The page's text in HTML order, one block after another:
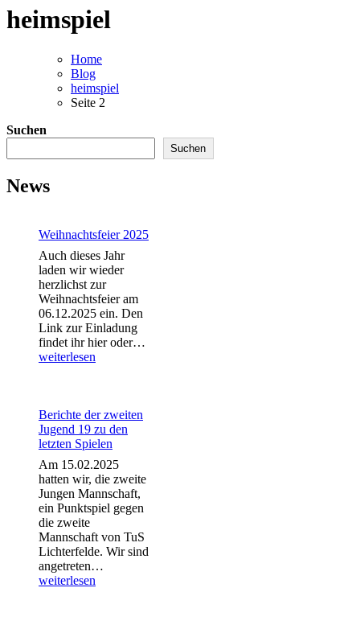
heimspiel
Home
Blog
heimspiel
Seite 2
Suchen
Suchen
News
Weihnachtsfeier 2025
Auch dieses Jahr
laden wir wieder
herzlichst zur
Weihnachtsfeier am
06.12.2025 ein. Den
Link zur Einladung
findet ihr hier oder…
weiterlesen
Berichte der zweiten
Jugend 19 zu den
letzten Spielen
Am 15.02.2025
hatten wir, die zweite
Jungen Mannschaft,
ein Punktspiel gegen
die zweite
Mannschaft von TuS
Lichterfelde. Wir sind
angetreten…
weiterlesen